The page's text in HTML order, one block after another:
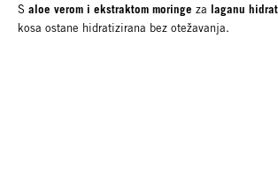
S aloe verom i ekstraktom moringe za laganu
kosa ostane hidratizirana bez otežavanja.